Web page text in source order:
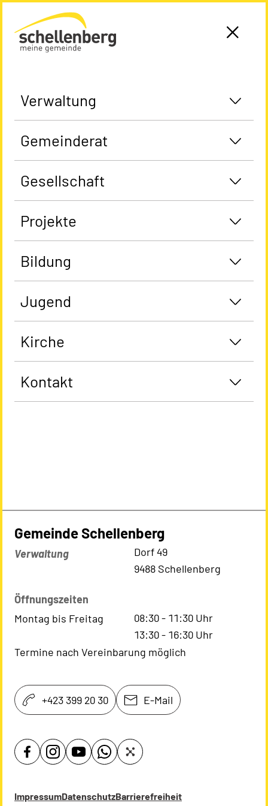
Gemeinde Schellenberg Startseite
Verwaltung
Gemeinderat
Gesellschaft
Projekte
Bildung
Jugend
Kirche
Kontakt
Gemeinde Schellenberg
Verwaltung
Dorf 49
9488 Schellenberg
Öffnungszeiten
Montag bis Freitag
08:30- 11:30 Uhr
13:30- 16:30 Uhr
Termine nach Vereinbarung möglich
+423 399 20 30 E-Mail
ImpressumDatenschutzBarrierefreiheit